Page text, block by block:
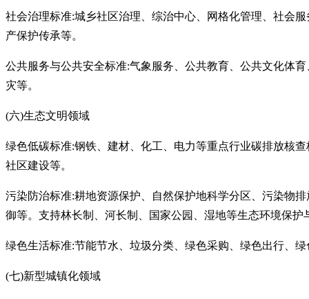
社会治理标准:城乡社区治理、综治中心、网格化管理、社会
产保护传承等。
公共服务与公共安全标准:气象服务、公共教育、公共文化体
灾等。
(六)生态文明领域
绿色低碳标准:钢铁、建材、化工、电力等重点行业碳排放核
社区建设等。
污染防治标准:耕地资源保护、自然保护地科学分区、污染物
御等。支持林长制、河长制、国家公园、湿地等生态环境保护
绿色生活标准:节能节水、垃圾分类、绿色采购、绿色出行、
(七)新型城镇化领域